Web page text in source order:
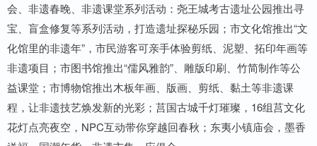
会、非遗春晚、非遗课堂系列活动：尧王城考古遗址公园推出寻
宝、盲盒修复等系列活动，打造遗址探秘乐园；市文化馆推出“文
化馆里的非遗年”，市民游客可亲手体验剪纸、泥塑、拓印年画等
非遗项目；市图书馆推出“儒风雅韵”、雕版印刷、竹简制作等公
益课堂；市博物馆推出木板年画、版画、剪纸、黏土等非遗课
程，让非遗技艺焕发新的光彩；莒国古城千灯璀璨，16组莒文化
花灯点亮夜空，NPC互动带你穿越回春秋；东夷小镇庙会，墨香